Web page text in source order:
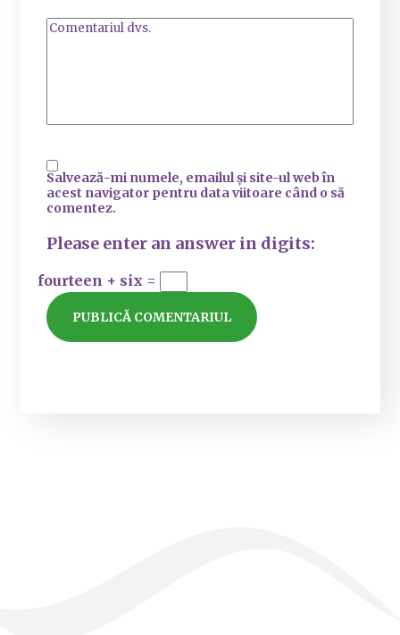
Salvează-mi numele, emailul și site-ul web în
acest navigator pentru data viitoare când o să
comentez.
Please enter an answer in digits:
fourteen + six =